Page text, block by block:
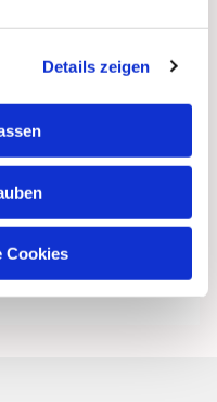
Details zeigen
Cookies